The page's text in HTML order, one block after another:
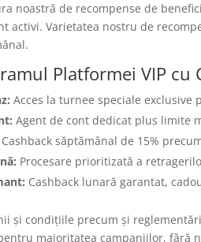
noastră de recompense de
activi. Varietatea nostru de
Platformei VIP cu
Acces la turnee speciale
Agent de cont dedicat plus limite
Cashback săptămânal de 15%
Procesare prioritizată a
Cashback lunară garantat,
și condițiile precum și
majoritatea campaniilor, fără